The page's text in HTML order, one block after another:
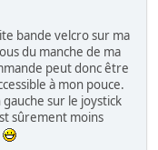
bande velcro sur ma
du manche de ma
peut donc être
à mon pouce.
sur le joystick
sûrement moins